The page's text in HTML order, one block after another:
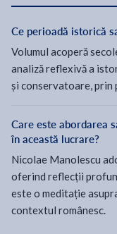
Ce perioadă istorică
Volumul acoperă
analiză reflexivă a
și conservatoare, prin
Care este abordarea
în această lucrare?
Nicolae Manolescu
oferind reflecții
este o meditație
contextul românesc.